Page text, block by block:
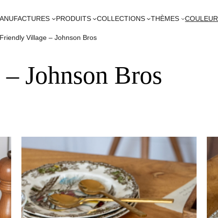
PRODUITS COLLECTIONS THÈMES COULEUR
Village – Johnson Bros
Johnson Bros